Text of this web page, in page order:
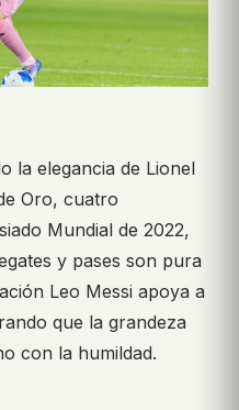
la elegancia de Lionel
Oro, cuatro
Mundial de 2022,
y pases son pura
Leo Messi apoya a
que la grandeza
con la humildad.